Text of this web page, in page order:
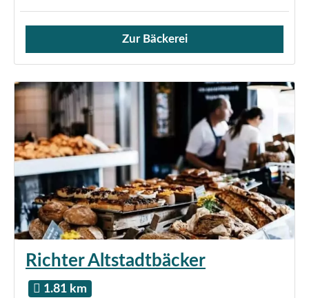
Verkauf von Brötchen,
Zur Bäckerei
Richter Altstadtbäcker
1.81 km